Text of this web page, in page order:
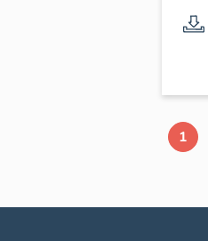
1